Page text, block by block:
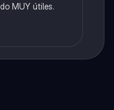
MUY útiles.